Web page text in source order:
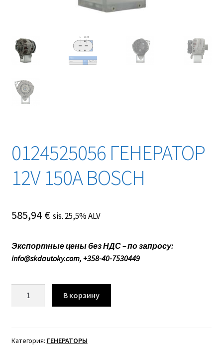
0124525056 ГЕНЕРАТОР
12V 150A BOSCH
585,94 € sis. 25,5% ALV
Экспортные цены без НДС – по запросу:
info@skdautoky.com, +358-40-7530449
12V
В корзину
Категория: ГЕНЕРАТОРЫ